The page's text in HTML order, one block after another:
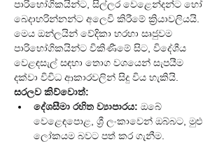
පාරිභෝගිකයින්ට, සිල්ලර වෙළෙන්දන්ට හෝ
බෙදාහරින්නන්ට අලෙවි කිරීමේ ක්‍රියාවලියයි.
මෙය ඔන්ලයින් වේදිකා හරහා සෘජුවම
පාරිභෝගිකයින්ට විකිණීමේ සිට, විදේශීය
වෙළඳසැල් සඳහා තොග වශයෙන් සැපයීම
දක්වා විවිධ ආකාරවලින් සිදු විය හැකියි.
සරලව කිව්වොත්:
දේශසීමා රහිත ව්‍යාපාරය: ඔබේ
වෙළෙඳපොළ, ශ්‍රී ලංකාවෙන් ඔබ්බට, මුළු
ලෝකයම බවට පත් කර ගැනීම.